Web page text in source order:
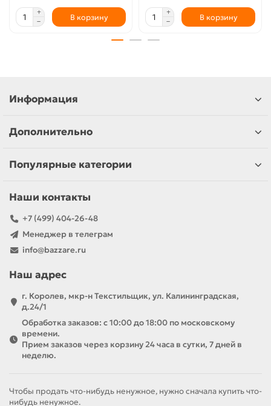
В корзину В корзину
Информация
Дополнительно
Популярные категории
Наши контакты
+7 (499) 404-26-48
Менеджер в телеграм
info@bazzare.ru
Наш адрес
г. Королев, мкр-н Текстильщик, ул. Калининградская,
д.24/1
Обработка заказов: с 10:00 до 18:00 по московскому
времени.
Прием заказов через корзину 24 часа в сутки, 7 дней в
неделю.
Чтобы продать что-нибудь ненужное, нужно сначала купить что-
нибудь ненужное.